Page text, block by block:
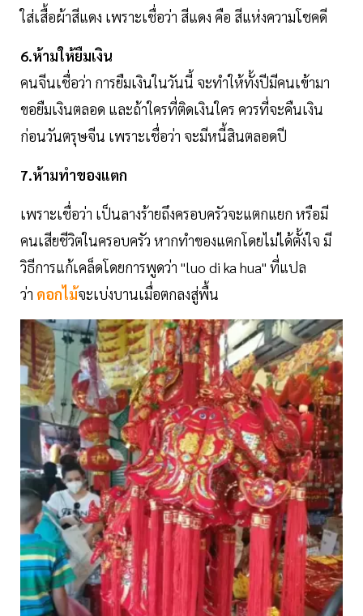
ใส่เสื้อผ้าสีแดง เพราะเชื่อว่า สีแดง คือ สีแห่งความโชคดี
6.ห้ามให้ยืมเงิน
คนจีนเชื่อว่า การยืมเงินในวันนี้ จะทำให้ทั้งปีมีคนเข้ามา
ขอยืมเงินตลอด และถ้าใครที่ติดเงินใคร ควรที่จะคืนเงิน
ก่อนวันตรุษจีน เพราะเชื่อว่า จะมีหนี้สินตลอดปี
7.ห้ามทำของแตก
เพราะเชื่อว่า เป็นลางร้ายถึงครอบครัวจะแตกแยก หรือมี
คนเสียชีวิตในครอบครัว หากทำของแตกโดยไม่ได้ตั้งใจ มี
วิธีการแก้เคล็ดโดยการพูดว่า "luo di ka hua" ที่แปล
ว่า ดอกไม้จะเบ่งบานเมื่อตกลงสู่พื้น